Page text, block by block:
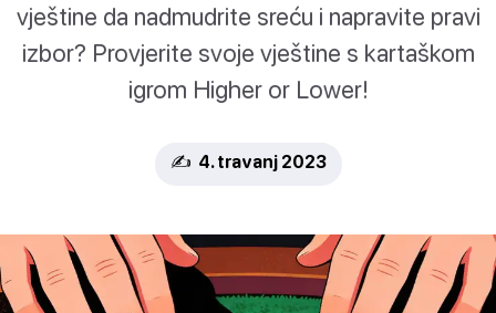
vještine da nadmudrite sreću i napravite pravi
izbor? Provjerite svoje vještine s kartaškom
igrom Higher or Lower!
✍️ 4. travanj 2023